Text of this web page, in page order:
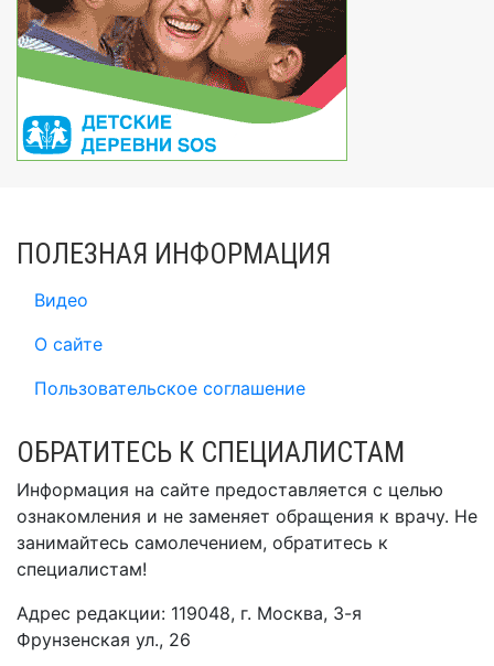
ПОЛЕЗНАЯ ИНФОРМАЦИЯ
Видео
О сайте
Пользовательское соглашение
ОБРАТИТЕСЬ К СПЕЦИАЛИСТАМ
Информация на сайте предоставляется с целью
ознакомления и не заменяет обращения к врачу. Не
занимайтесь самолечением, обратитесь к
специалистам!
Адрес редакции: 119048, г. Москва, 3-я
Фрунзенская ул., 26